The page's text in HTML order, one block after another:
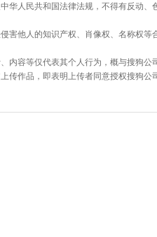
华人民共和国法律法规，不得有反动
害他人的知识产权、肖像权、名称权
内容等仅代表其个人行为，概与搜狗公
传作品，即表明上传者同意授权搜狗